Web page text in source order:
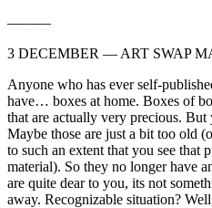
———
3 DECEMBER — ART SWAP
Anyone who has ever self-
have… boxes at home. Boxes of
that are actually very precious. But
Maybe those are just a bit too old
to such an extent that you see that
material). So they no longer have
are quite dear to you, its not
away. Recognizable situation?